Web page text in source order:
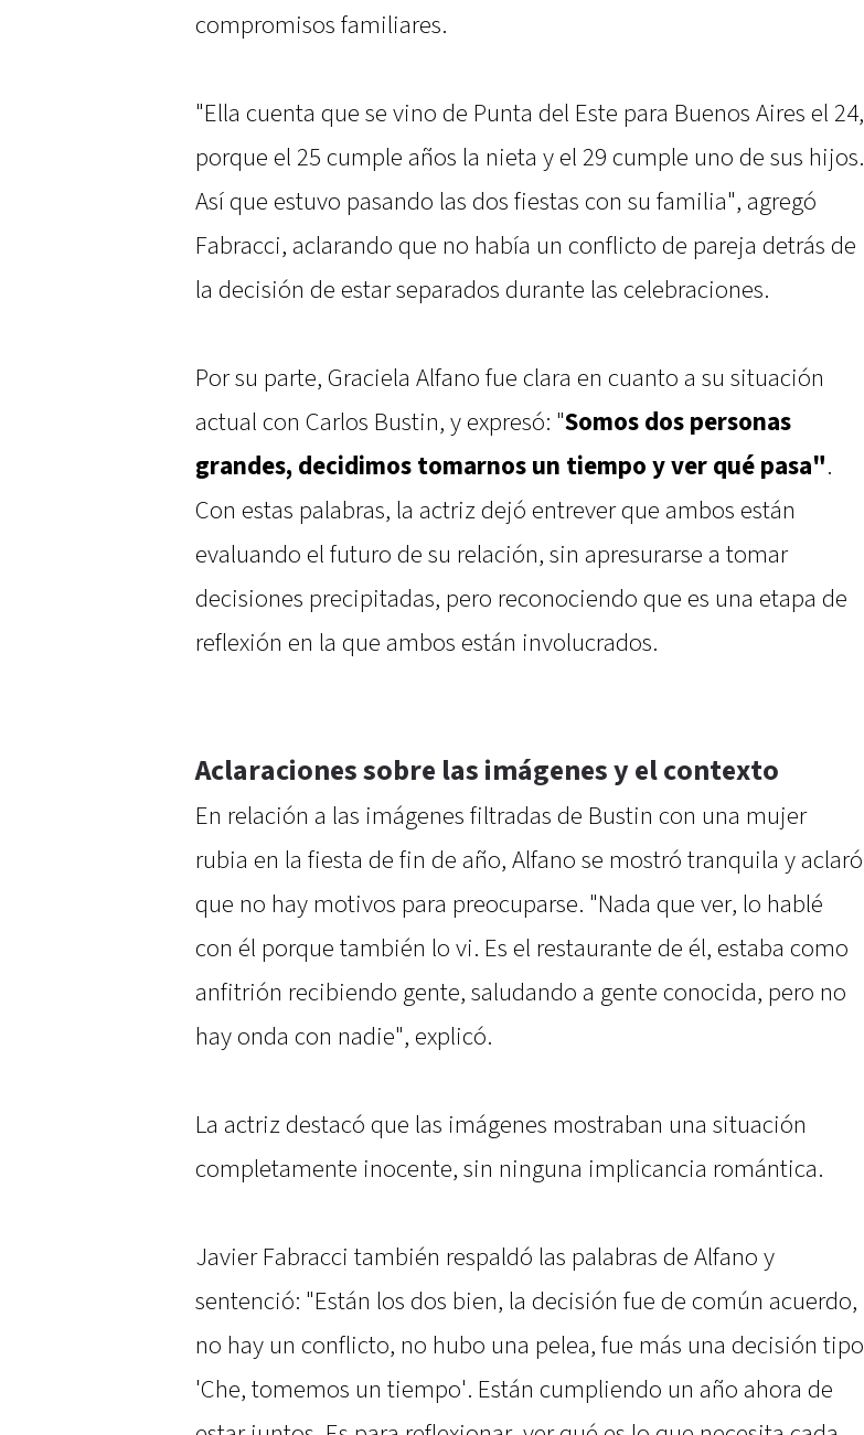
compromisos familiares.
"Ella cuenta que se vino de Punta del Este para Buenos Aires el 24,
porque el 25 cumple años la nieta y el 29 cumple uno de sus hijos.
Así que estuvo pasando las dos fiestas con su familia", agregó
Fabracci, aclarando que no había un conflicto de pareja detrás de
la decisión de estar separados durante las celebraciones.
Por su parte, Graciela Alfano fue clara en cuanto a su situación
actual con Carlos Bustin, y expresó: "Somos dos personas
grandes, decidimos tomarnos un tiempo y ver qué pasa".
Con estas palabras, la actriz dejó entrever que ambos están
evaluando el futuro de su relación, sin apresurarse a tomar
decisiones precipitadas, pero reconociendo que es una etapa de
reflexión en la que ambos están involucrados.
Aclaraciones sobre las imágenes y el contexto
En relación a las imágenes filtradas de Bustin con una mujer
rubia en la fiesta de fin de año, Alfano se mostró tranquila y aclaró
que no hay motivos para preocuparse. "Nada que ver, lo hablé
con él porque también lo vi. Es el restaurante de él, estaba como
anfitrión recibiendo gente, saludando a gente conocida, pero no
hay onda con nadie", explicó.
La actriz destacó que las imágenes mostraban una situación
completamente inocente, sin ninguna implicancia romántica.
Javier Fabracci también respaldó las palabras de Alfano y
sentenció: "Están los dos bien, la decisión fue de común acuerdo,
no hay un conflicto, no hubo una pelea, fue más una decisión tipo
'Che, tomemos un tiempo'. Están cumpliendo un año ahora de